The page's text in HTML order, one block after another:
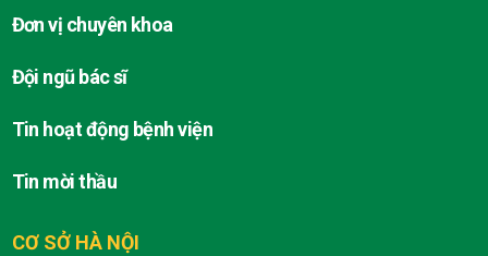
CƠ SỞ HÀ NỘI
Đơn vị chuyên khoa
Đội ngũ bác sĩ
Tin hoạt động bệnh viện
Tin mời thầu